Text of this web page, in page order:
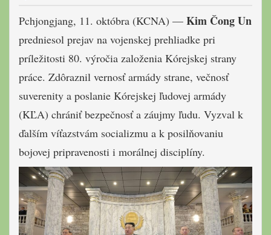
Pchjongjang, 11. októbra (KCNA) — Kim Čong Un
predniesol prejav na vojenskej prehliadke pri
príležitosti 80. výročia založenia Kórejskej strany
práce. Zdôraznil vernosť armády strane, večnosť
suverenity a poslanie Kórejskej ľudovej armády
(KĽA) chrániť bezpečnosť a záujmy ľudu. Vyzval k
ďalším víťazstvám socializmu a k posilňovaniu
bojovej pripravenosti i morálnej disciplíny.